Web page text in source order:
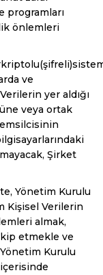
programları
önlemleri
ve
yer aldığı
veya ortak
Şirket
Yönetim Kurulu
Kişisel Verilerin
almak,
etmekle ve
Kurulu